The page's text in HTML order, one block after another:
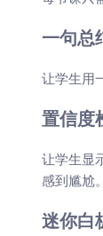
一句总
让学生用
置信度
让学生显
感到尴尬。
迷你白